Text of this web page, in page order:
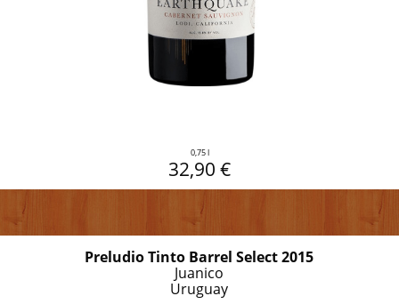
0,75 l
32,90 €
Preludio Tinto Barrel Select 2015
Juanico
Uruguay